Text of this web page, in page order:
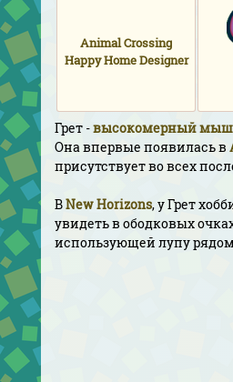
Animal Crossing
Happy Home Designer
Грет -высокомерный
Она впервые появилась в
присутствует во всех
ВNew Horizons, у Грет
увидеть в ободковых
использующей лупу